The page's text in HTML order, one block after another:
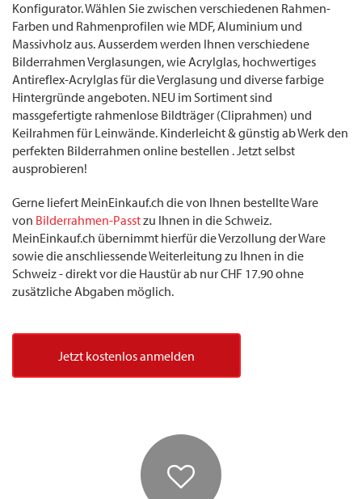
Konfigurator. Wählen Sie zwischen verschiedenen Rahmen-
Farben und Rahmenprofilen wie MDF, Aluminium und
Massivholz aus. Ausserdem werden Ihnen verschiedene
Bilderrahmen Verglasungen, wie Acrylglas, hochwertiges
Antireflex-Acrylglas für die Verglasung und diverse farbige
Hintergründe angeboten. NEU im Sortiment sind
massgefertigte rahmenlose Bildträger (Cliprahmen) und
Keilrahmen für Leinwände. Kinderleicht & günstig ab Werk den
perfekten Bilderrahmen online bestellen . Jetzt selbst
ausprobieren!
Gerne liefert MeinEinkauf.ch die von Ihnen bestellte Ware
von Bilderrahmen-Passtzu Ihnen in die Schweiz.
MeinEinkauf.ch übernimmt hierfür die Verzollung der Ware
sowie die anschliessende Weiterleitung zu Ihnen in die
Schweiz - direkt vor die Haustür ab nur CHF 17.90 ohne
zusätzliche Abgaben möglich.
Jetzt kostenlos anmelden